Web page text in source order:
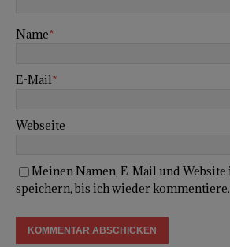
Name*
E-Mail*
Webseite
Meinen Namen, E-Mail und
speichern, bis ich wieder kommentiere.